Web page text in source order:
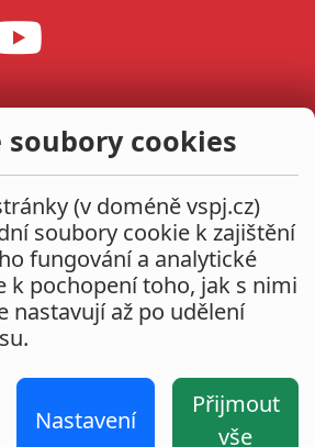
soubory cookies
(v doméně vspj.cz)
soubory cookie k zajištění
fungování a analytické
k pochopení toho, jak s nimi
nastavují až po udělení
Nastavení
Přijmout
vše